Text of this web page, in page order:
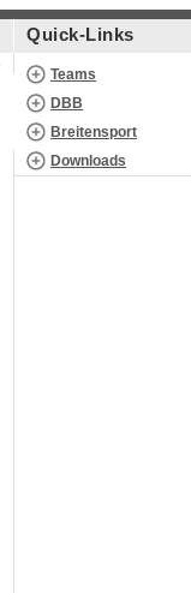
Quick-Links
Teams
DBB
Breitensport
Downloads